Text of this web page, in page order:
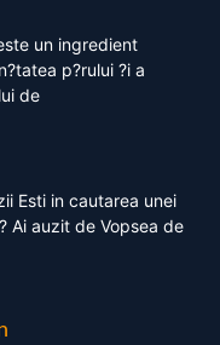
un ingredient
p?rului ?i a
de
Esti in cautarea unei
Ai auzit de Vopsea de